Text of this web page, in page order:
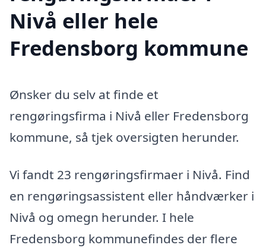
Nivå eller hele
Fredensborg kommune
Ønsker du selv at finde et
rengøringsfirma i Nivå eller Fredensborg
kommune, så tjek oversigten herunder.
Vi fandt 23 rengøringsfirmaer i Nivå. Find
en rengøringsassistent eller håndværker i
Nivå og omegn herunder. I hele
Fredensborg kommunefindes der flere